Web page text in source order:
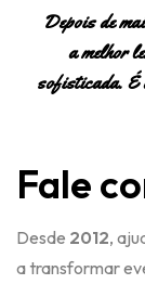
Depois de
a melhor
sofisticada. É
Fale
Desde 2012,
a transformar